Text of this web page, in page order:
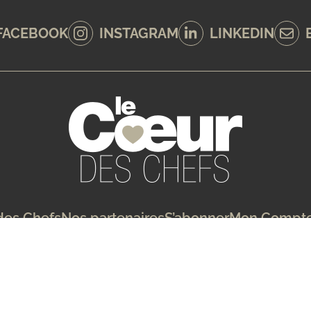
INSTAGRAM LINKEDIN
ChefsNos partenairesS’abonnerMon